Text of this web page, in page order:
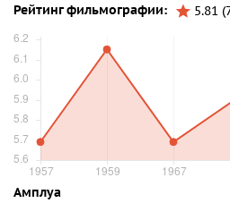
Рейтинг фильмографии: 5.81
Амплуа